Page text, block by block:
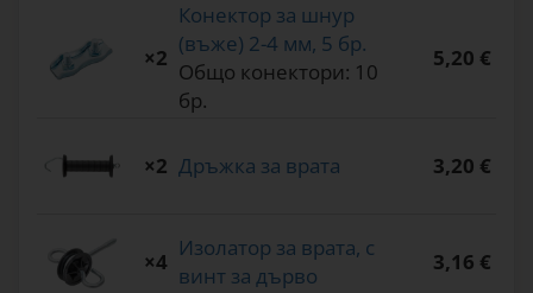
×2
Конектор за шнур
(въже) 2-4 мм, 5 бр.
Общо конектори: 10
бр.
5,20 €
×2 Дръжка за врата 3,20 €
×4
Изолатор за врата, с
винт за дърво
3,16 €